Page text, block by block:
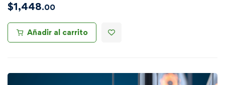
$1,448.00
Añadir al carrito